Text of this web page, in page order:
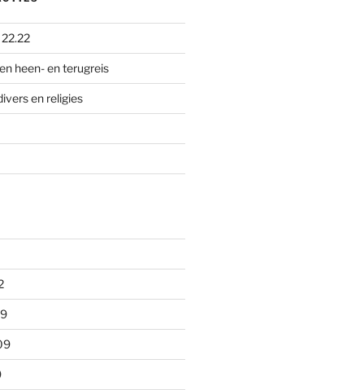
22.22
heen- en terugreis
en religies